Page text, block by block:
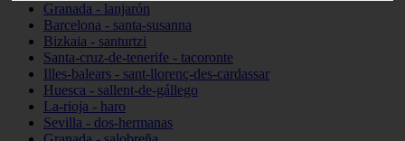
Granada - lanjarón
Barcelona - santa-susanna
Bizkaia - santurtzi
Santa-cruz-de-tenerife - tacoronte
Illes-balears - sant-llorenç-des-cardassar
Huesca - sallent-de-gállego
La-rioja - haro
Sevilla - dos-hermanas